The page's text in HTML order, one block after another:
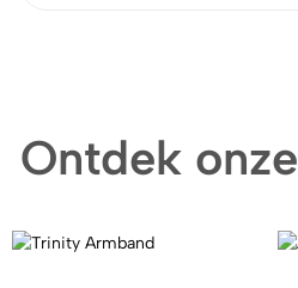
Ontdek onze